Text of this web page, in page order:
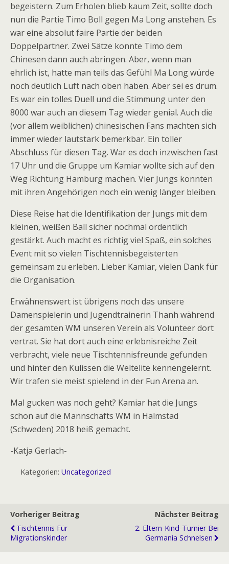
begeistern. Zum Erholen blieb kaum Zeit, sollte doch
nun die Partie Timo Boll gegen Ma Long anstehen. Es
war eine absolut faire Partie der beiden
Doppelpartner. Zwei Sätze konnte Timo dem
Chinesen dann auch abringen. Aber, wenn man
ehrlich ist, hatte man teils das Gefühl Ma Long würde
noch deutlich Luft nach oben haben. Aber sei es drum.
Es war ein tolles Duell und die Stimmung unter den
8000 war auch an diesem Tag wieder genial. Auch die
(vor allem weiblichen) chinesischen Fans machten sich
immer wieder lautstark bemerkbar. Ein toller
Abschluss für diesen Tag. War es doch inzwischen fast
17 Uhr und die Gruppe um Kamiar wollte sich auf den
Weg Richtung Hamburg machen. Vier Jungs konnten
mit ihren Angehörigen noch ein wenig länger bleiben.
Diese Reise hat die Identifikation der Jungs mit dem
kleinen, weißen Ball sicher nochmal ordentlich
gestärkt. Auch macht es richtig viel Spaß, ein solches
Event mit so vielen Tischtennisbegeisterten
gemeinsam zu erleben. Lieber Kamiar, vielen Dank für
die Organisation.
Erwähnenswert ist übrigens noch das unsere
Damenspielerin und Jugendtrainerin Thanh während
der gesamten WM unseren Verein als Volunteer dort
vertrat. Sie hat dort auch eine erlebnisreiche Zeit
verbracht, viele neue Tischtennisfreunde gefunden
und hinter den Kulissen die Weltelite kennengelernt.
Wir trafen sie meist spielend in der Fun Arena an.
Mal gucken was noch geht? Kamiar hat die Jungs
schon auf die Mannschafts WM in Halmstad
(Schweden) 2018 heiß gemacht.
-Katja Gerlach-
Kategorien: Uncategorized
Vorheriger Beitrag
Tischtennis Für
Migrationskinder
Nächster Beitrag
2. Eltern-Kind-Turnier Bei
Germania Schnelsen